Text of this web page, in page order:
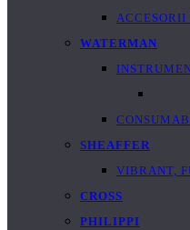
ACCESORII
WATERMAN
SHEAFFER
VIBRANT,
CROSS
PHILIPPI